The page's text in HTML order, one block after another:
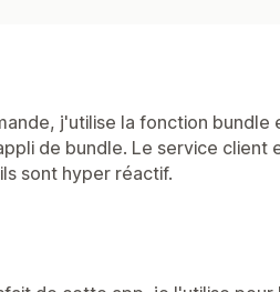
j'utilise la fonction
de bundle. Le service client
sont hyper réactif.